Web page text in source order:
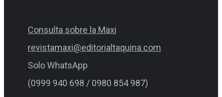
Consulta sobre la Maxi
revistamaxi@editorialtaquina.com
Solo WhatsApp
(0999 940 698 / 0980 854 987)